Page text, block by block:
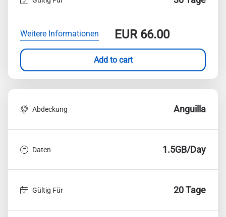
Weitere Informationen EUR66.00
Add to cart
Abdeckung Anguilla
Daten 1.5GB/Day
Gültig Für 20 Tage